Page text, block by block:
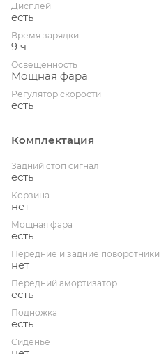
Дисплей
есть
Время зарядки
9 ч
Освещенность
Мощная фара
Регулятор скорости
есть
Комплектация
Задний стоп сигнал
есть
Корзина
нет
Мощная фара
есть
Передние и задние поворотники
нет
Передний амортизатор
есть
Подножка
есть
Сиденье